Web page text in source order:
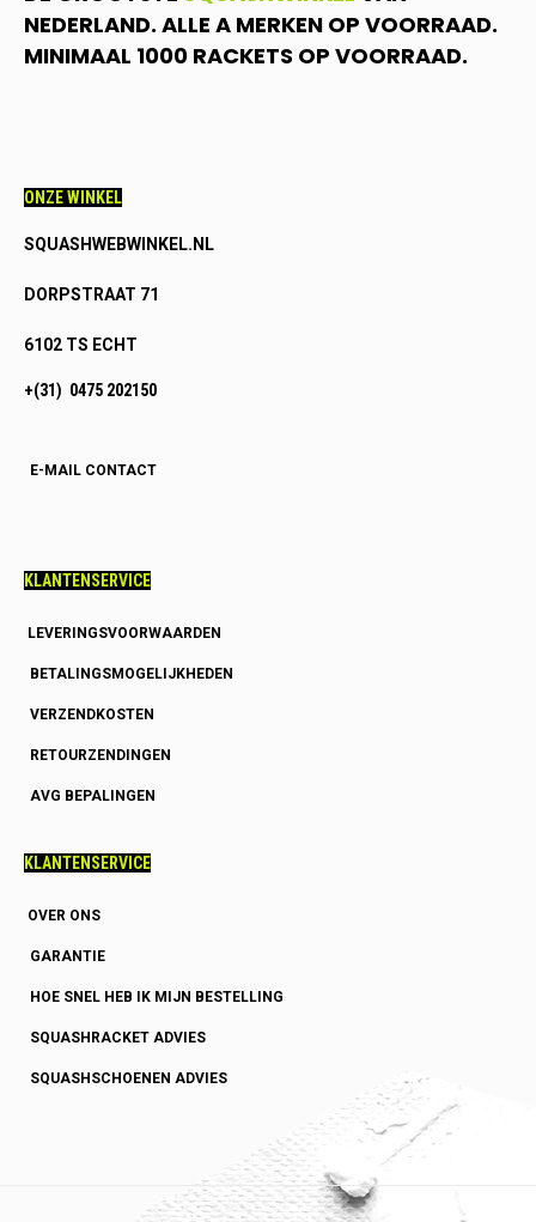
NEDERLAND. ALLE A MERKEN OP VOORRAAD.
MINIMAAL 1000 RACKETS OP VOORRAAD.
ONZE WINKEL
SQUASHWEBWINKEL.NL
DORPSTRAAT 71
6102 TS ECHT
+(31) 0475 202150
E-MAIL CONTACT
KLANTENSERVICE
LEVERINGSVOORWAARDEN
BETALINGSMOGELIJKHEDEN
VERZENDKOSTEN
RETOURZENDINGEN
AVG BEPALINGEN
KLANTENSERVICE
OVER ONS
GARANTIE
HOE SNEL HEB IK MIJN BESTELLING
SQUASHRACKET ADVIES
SQUASHSCHOENEN ADVIES